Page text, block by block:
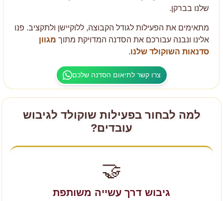
שלנו בברקן.
מתאימים את הפעילות לגודל הקבוצה, ללוקיישן ולתקציב. פנו
אלינו ונבנה עבורכם את הסדנה המדויקת מתוך מגוון
סדנאות השוקולד שלנו.
צרו קשר לתיאום הסדנה שלכם
למה לבחור בפעילות שוקולד לגיבוש
עובדים?
🤝
גיבוש דרך עשייה משותפת